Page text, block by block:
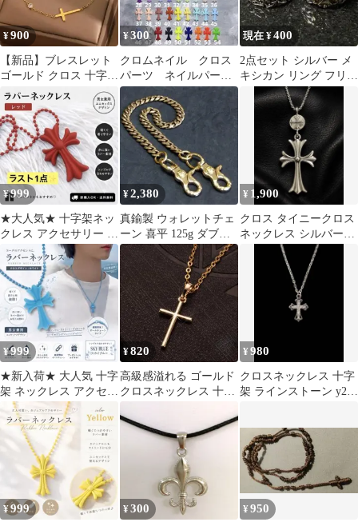
¥900
【新品】ブレスレット
ゴールド クロス 十字架
ジルコニア レディース
¥300
クロムネイル クロス
パーツ ネイルパー
ツ クロスモールド
十字架 ネイル パー
ツ
現在 ¥400
2点セット シルバー メ
キシカン リング フリー
サイズ
¥999
★大人気★ 十字架ネッ
クレス アクセサリー ラ
バーネックレス ユニセ
ックス
¥2,380
真鍮製 ウォレットチェ
ーン 喜平 125g ダブル
ナスカン 52cm幅1.1cm
¥ 1,900
クロス タイニークロス
ネックレス シルバーカ
ラー ユニセックス
¥999
★新入荷★ 大人気 十字
架 ネックレス アクセサ
リー ユニセックス ラバ
ー
¥820
高級感溢れる ゴールド
クロスネックレス 十字
レディース
¥980
クロスネックレス 十字
架 ラインストーン y2k
¥999 ¥300 ¥950